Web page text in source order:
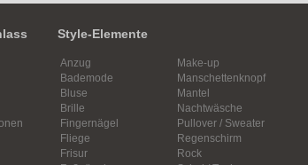
Style-Elemente
Anzug
Bademode
Bluse
Brille
Fingernägel
Fliege
Frisur
Make-up
Manschettenknopf
Mantel
Nachtwäsche
Pullover / Sweater
Regenschirm
Rock